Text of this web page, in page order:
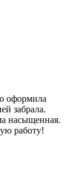
оформила
забрала.
насыщенная.
работу!